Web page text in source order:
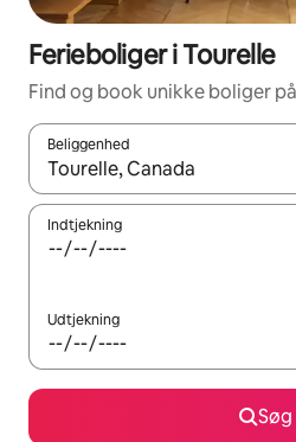
Ferieboliger i Tourelle
Find og book unikke boliger
Beliggenhed
Når resultaterne er
Indtjekning
Udtjekning
Søg